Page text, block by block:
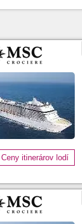
Ceny itinerárov lodí